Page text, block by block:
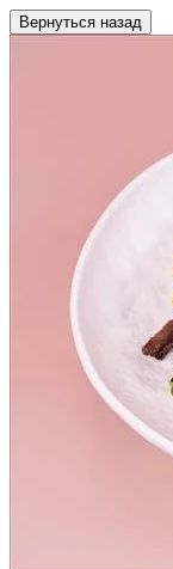
Вернуться назад